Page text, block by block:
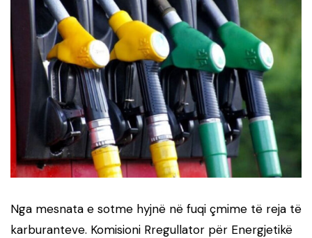
Nga mesnata e sotme hyjnë në fuqi çmime të reja të
karburanteve. Komisioni Rregullator për Energjetikë